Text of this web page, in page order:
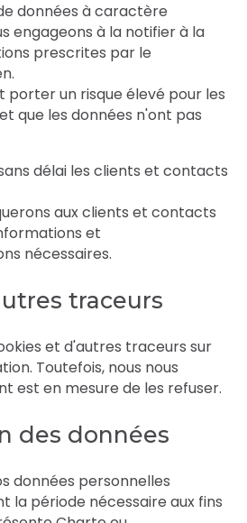
données à caractère
engageons à la notifier à la
prescrites par le
porter un risque élevé pour les
que les données n'ont pas
délai les clients et contacts
aux clients et contacts
et
nécessaires.
traceurs
et d'autres traceurs sur
Toutefois, nous nous
est en mesure de les refuser.
des données
données personnelles
la période nécessaire aux fins